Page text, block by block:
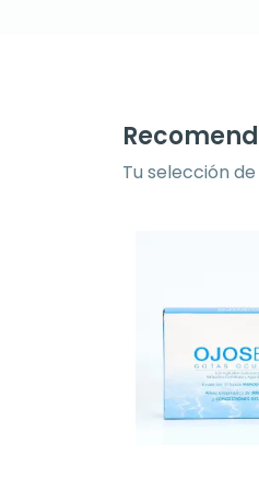
Tu selección